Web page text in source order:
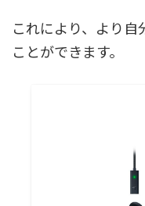
これにより、より
ことができます。